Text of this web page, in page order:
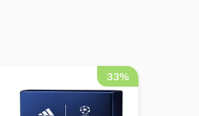
33%